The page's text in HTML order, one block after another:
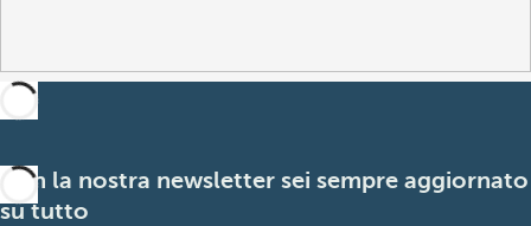
Con la nostra newsletter sei sempre aggiornato
su tutto